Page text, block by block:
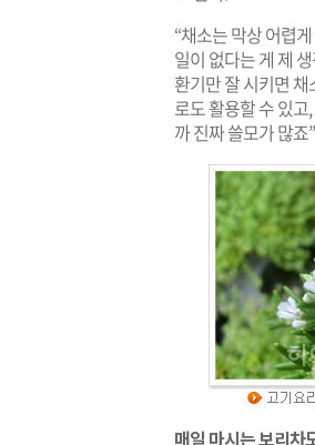
“채소는 막상 어렵
일이 없다는 게 제
환기만 잘 시키면
로도 활용할 수 있
까 진짜 쓸모가 많죠”
매일 마시는 보리차